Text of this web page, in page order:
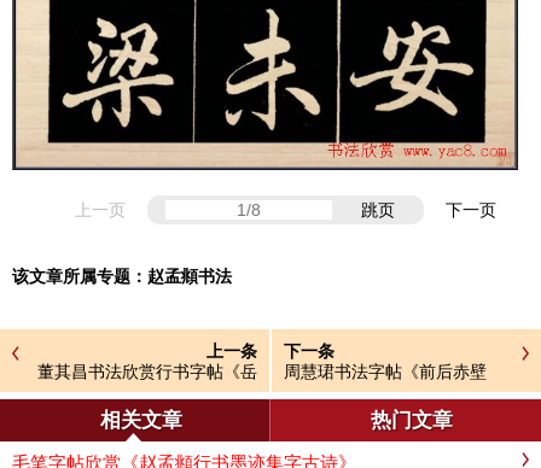
上一页 跳页 下一页
该文章所属专题： 赵孟頫书法
上一条
董其昌书法欣赏行书字帖《岳
阳楼记》
下一条
周慧珺书法字帖《前后赤壁
赋》
相关文章 热门文章
毛笔字帖欣赏《赵孟頫行书墨迹集字古诗》